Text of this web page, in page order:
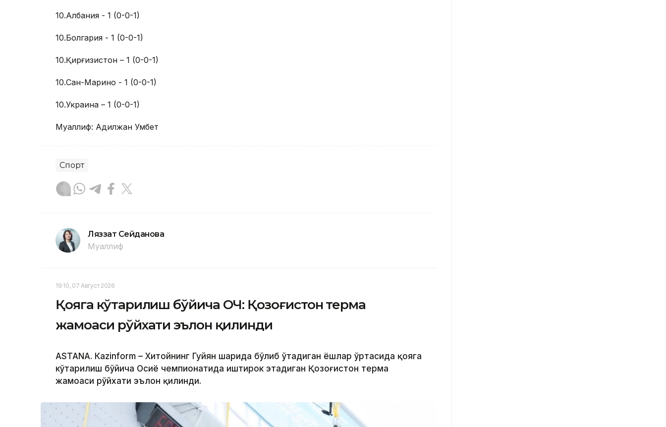
10.Албания - 1 (0-0-1)
10.Болгария - 1 (0-0-1)
10.Қирғизистон – 1 (0-0-1)
10.Сан-Марино - 1 (0-0-1)
10.Украина – 1 (0-0-1)
Муаллиф: Адилжан Умбет
Спорт
Ляззат Сейданова
Муаллиф
19:10, 07 Август 2026
Қояга кўтарилиш бўйича ОЧ: Қозоғистон терма
жамоаси рўйхати эълон қилинди
ASTANА. Кazinform – Хитойнинг Гуйян шаҳрида бўлиб ўтадиган ёшлар ўртасида қояга
кўтарилиш бўйича Осиё чемпионатида иштирок этадиган Қозоғистон терма
жамоаси рўйхати эълон қилинди.